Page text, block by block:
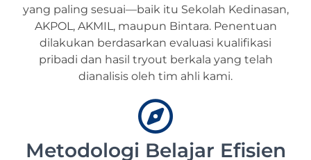
yang paling sesuai—baik itu Sekolah Kedinasan,
AKPOL, AKMIL, maupun Bintara. Penentuan
dilakukan berdasarkan evaluasi kualifikasi
pribadi dan hasil tryout berkala yang telah
dianalisis oleh tim ahli kami.
Metodologi Belajar Efisien